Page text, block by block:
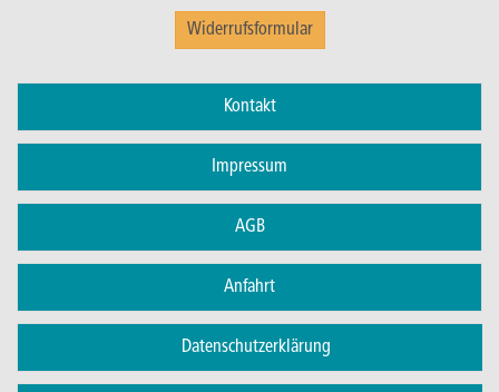
Widerrufsformular
Kontakt
Impressum
AGB
Anfahrt
Datenschutzerklärung